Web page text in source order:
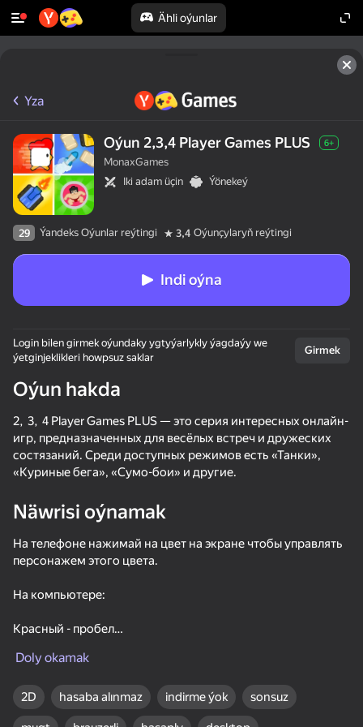
Ähli oýunlar
Bu oýun diňe peýza
ugry goldaýar
Obby: Chameleon - Paint & Hide
78
Geometry Cube 2: Challenge
71
Biblox Online
68
Yza
Oýun 2,3,4 Player Games PLUS 6+
MonaxGames
Iki adam üçin
Ýönekeý
29 Ýandeks Oýunlar reýtingi 3,4 Oýunçylaryň reýtingi
Indi oýna
Login bilen girmek oýundaky ygtyýarlykly ýagdaýy we
ýetginjeklikleri howpsuz saklar
Girmek
Oýun hakda
2, 3, 4 Player Games PLUS — это серия интересных онлайн-
игр, предназначенных для весёлых встреч и дружеских
состязаний. Среди доступных режимов есть «Танки»,
«Куриные бега», «Сумо-бои» и другие.
Näwrisi oýnamak
На телефоне нажимай на цвет на экране чтобы управлять
персонажем этого цвета.
На компьютере:
Красный - пробел
Синий - Стрелочка вверх
Зелёный - левый CTRL
Doly okamak
2D hasaba alınmaz indirme ýok sonsuz